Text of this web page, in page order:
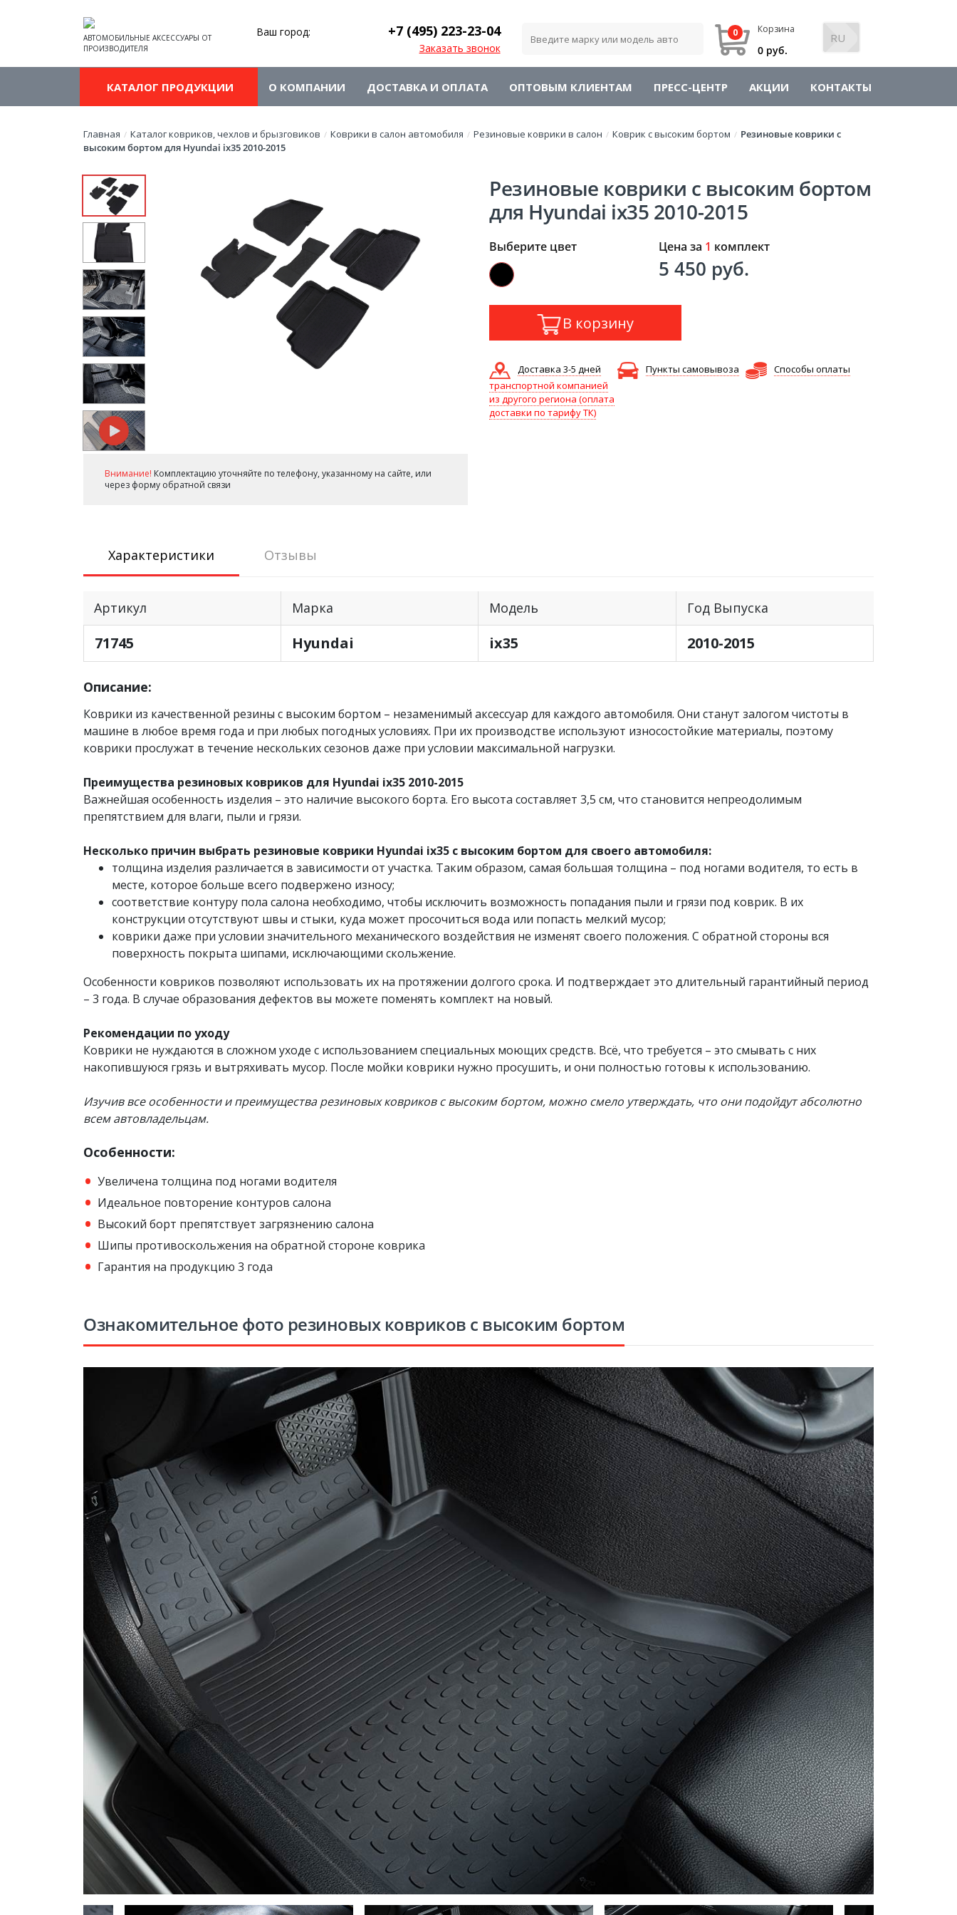
АВТОМОБИЛЬНЫЕ АКСЕССУАРЫ ОТ
ПРОИЗВОДИТЕЛЯ
Ваш город: +7 (495)223-23-04
Заказать звонок
Корзина
0
0 руб.
КАТАЛОГ ПРОДУКЦИИ О КОМПАНИИ ДОСТАВКА И ОПЛАТА ОПТОВЫМ КЛИЕНТАМ ПРЕСС-ЦЕНТР АКЦИИ КОНТАКТЫ
Главная / Каталог ковриков, чехлов и брызговиков / Коврики в салон автомобиля / Резиновые коврики в салон / Коврик с высоким бортом / Резиновые коврики с
высоким бортом для Hyundai ix35 2010-2015
Внимание! Комплектацию уточняйте по телефону, указанному на сайте, или
через форму обратной связи
Резиновые коврики с высоким бортом
для Hyundai ix35 2010-2015
Выберите цвет Цена за 1 комплект
5 450 руб.
В корзину
Доставка 3-5 дней
транспортной компанией
из другого региона (оплата
доставки по тарифу ТК)
Пункты самовывоза Способы оплаты
Характеристики Отзывы
Артикул
71745
Марка
Hyundai
Модель
ix35
Год Выпуска
2010-2015
Описание:
Коврики из качественной резины с высоким бортом – незаменимый аксессуар для каждого автомобиля. Они станут залогом чистоты в
машине в любое время года и при любых погодных условиях. При их производстве используют износостойкие материалы, поэтому
коврики прослужат в течение нескольких сезонов даже при условии максимальной нагрузки.
Преимущества резиновых ковриков для Hyundai ix35 2010-2015
Важнейшая особенность изделия – это наличие высокого борта. Его высота составляет 3,5 см, что становится непреодолимым
препятствием для влаги, пыли и грязи.
Несколько причин выбрать резиновые коврики Hyundai ix35 с высоким бортом для своего автомобиля:
толщина изделия различается в зависимости от участка. Таким образом, самая большая толщина – под ногами водителя, то есть в
месте, которое больше всего подвержено износу;
соответствие контуру пола салона необходимо, чтобы исключить возможность попадания пыли и грязи под коврик. В их
конструкции отсутствуют швы и стыки, куда может просочиться вода или попасть мелкий мусор;
коврики даже при условии значительного механического воздействия не изменят своего положения. С обратной стороны вся
поверхность покрыта шипами, исключающими скольжение.
Особенности ковриков позволяют использовать их на протяжении долгого срока. И подтверждает это длительный гарантийный период
– 3 года. В случае образования дефектов вы можете поменять комплект на новый.
Рекомендации по уходу
Коврики не нуждаются в сложном уходе с использованием специальных моющих средств. Всё, что требуется – это смывать с них
накопившуюся грязь и вытряхивать мусор. После мойки коврики нужно просушить, и они полностью готовы к использованию.
Изучив все особенности​ и преимущества резиновых ковриков с высоким бортом, можно смело утверждать, что они подойдут абсолютно
всем автовладельцам.
Особенности:
Увеличена толщина под ногами водителя
Идеальное повторение контуров салона
Высокий борт препятствует загрязнению салона
Шипы противоскольжения на обратной стороне коврика
Гарантия на продукцию 3 года
Ознакомительное фото резиновых ковриков с высоким бортом